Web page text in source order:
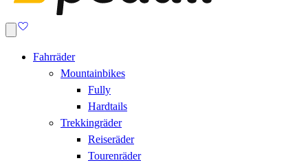
Fahrräder
Mountainbikes
Fully
Hardtails
Trekkingräder
Reiseräder
Tourenräder